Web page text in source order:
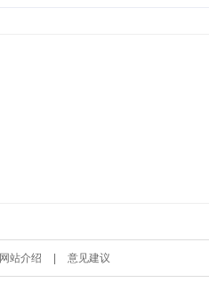
网站介绍 意见建议